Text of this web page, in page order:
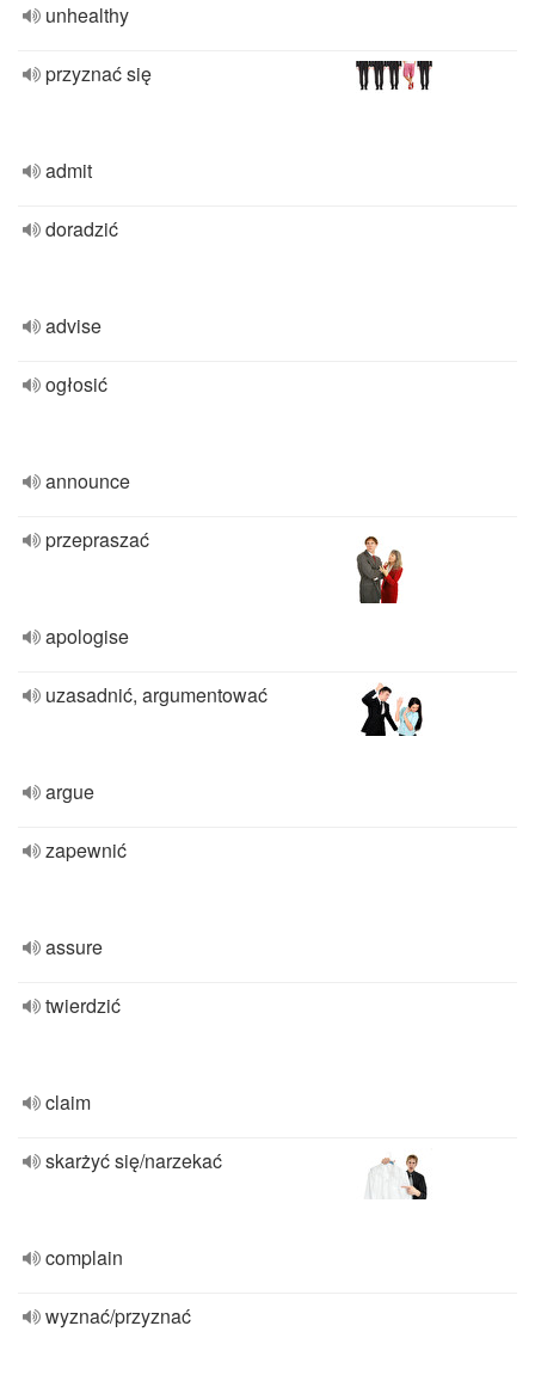
unhealthy
przyznać się
admit
doradzić
advise
ogłosić
announce
przepraszać
apologise
uzasadnić, argumentować
argue
zapewnić
assure
twierdzić
claim
skarżyć się/narzekać
complain
wyznać/przyznać